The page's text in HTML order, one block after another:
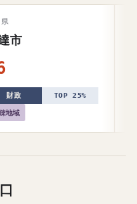
市
財政 TOP 25%
地域